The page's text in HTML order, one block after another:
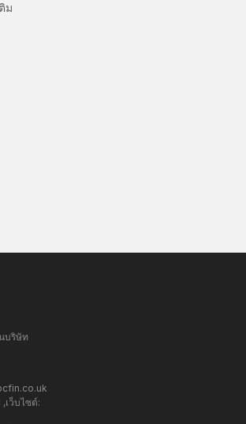
ม
บริษัท
เว็บไซต์: